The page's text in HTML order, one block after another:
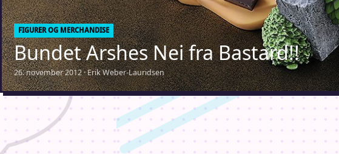
FIGURER OG MERCHANDISE
Bundet Arshes Nei fra Bastard!!
26. november 2012 · Erik Weber-Lauridsen